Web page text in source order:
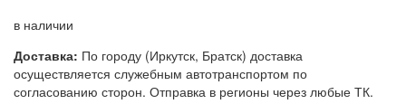
в наличии
Доставка: По городу (Иркутск, Братск) доставка
осуществляется служебным автотранспортом по
согласованию сторон. Отправка в регионы через любые ТК.